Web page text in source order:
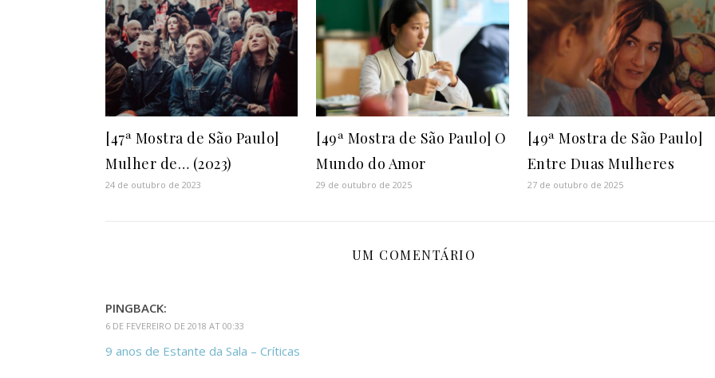
[47ª Mostra de São Paulo]
Mulher de… (2023)
24 de outubro de 2023
[49ª Mostra de São Paulo] O
Mundo do Amor
29 de outubro de 2025
[49ª Mostra de São Paulo]
Entre Duas Mulheres
27 de outubro de 2025
UM COMENTÁRIO
PINGBACK:
6 DE FEVEREIRO DE 2018 AT 00:33
9 anos de Estante da Sala – Críticas